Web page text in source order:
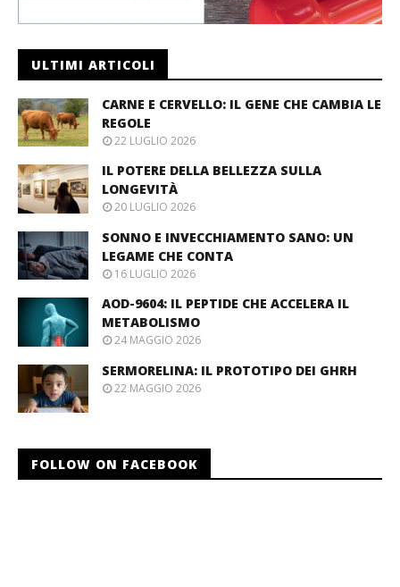
ULTIMI ARTICOLI
CARNE E CERVELLO: IL GENE CHE CAMBIA LE
REGOLE
22 LUGLIO 2026
IL POTERE DELLA BELLEZZA SULLA
LONGEVITÀ
20 LUGLIO 2026
SONNO E INVECCHIAMENTO SANO: UN
LEGAME CHE CONTA
16 LUGLIO 2026
AOD-9604: IL PEPTIDE CHE ACCELERA IL
METABOLISMO
24 MAGGIO 2026
SERMORELINA: IL PROTOTIPO DEI GHRH
22 MAGGIO 2026
FOLLOW ON FACEBOOK